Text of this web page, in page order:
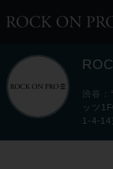
渋谷
ッツ
1-4-14